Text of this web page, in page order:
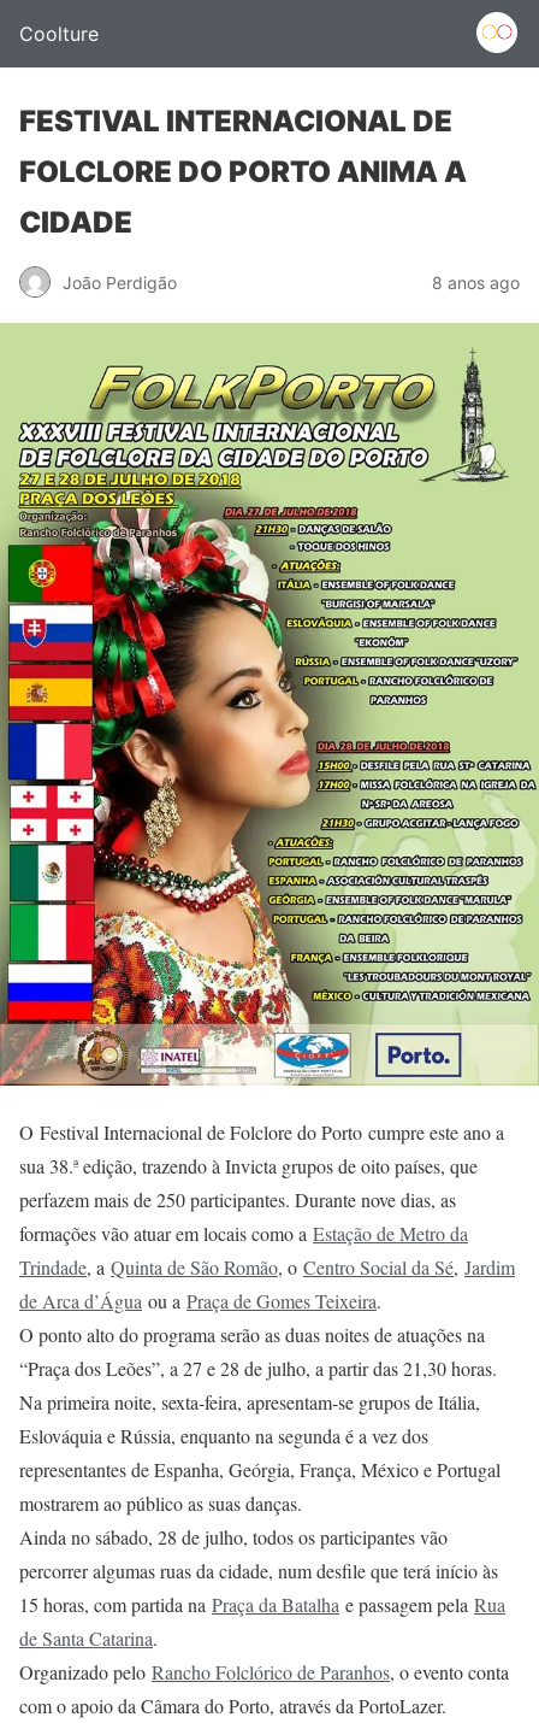
Coolture
FESTIVAL INTERNACIONAL DE
FOLCLORE DO PORTO ANIMA A
CIDADE
João Perdigão 8 anos ago
O Festival Internacional de Folclore do Porto cumpre este ano a
sua 38.ª edição, trazendo à Invicta grupos de oito países, que
perfazem mais de 250 participantes. Durante nove dias, as
formações vão atuar em locais como a Estação de Metro da
Trindade, a Quinta de São Romão, o Centro Social da Sé, Jardim
de Arca d’Água ou a Praça de Gomes Teixeira.
O ponto alto do programa serão as duas noites de atuações na
“Praça dos Leões”, a 27 e 28 de julho, a partir das 21,30 horas.
Na primeira noite, sexta-feira, apresentam-se grupos de Itália,
Eslováquia e Rússia, enquanto na segunda é a vez dos
representantes de Espanha, Geórgia, França, México e Portugal
mostrarem ao público as suas danças.
Ainda no sábado, 28 de julho, todos os participantes vão
percorrer algumas ruas da cidade, num desfile que terá início às
15 horas, com partida na Praça da Batalha e passagem pela Rua
de Santa Catarina.
Organizado pelo Rancho Folclórico de Paranhos, o evento conta
com o apoio da Câmara do Porto, através da PortoLazer.